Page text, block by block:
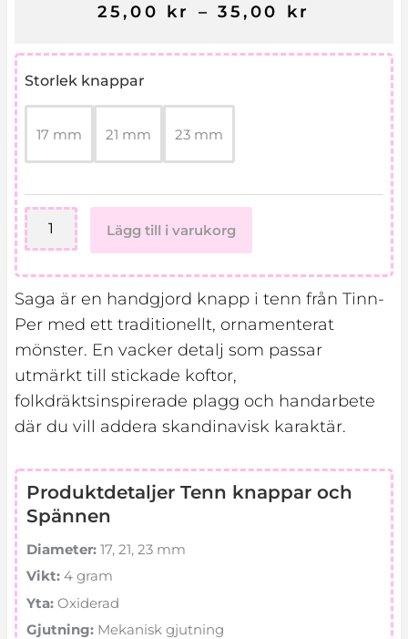
25,00 kr – 35,00 kr
Storlek knappar
17 mm 21 mm 23 mm
Knapp
tenn
Saga
Lägg till i varukorg
Saga är en handgjord knapp i tenn från Tinn-
Per med ett traditionellt, ornamenterat
mönster. En vacker detalj som passar
utmärkt till stickade koftor,
folkdräktsinspirerade plagg och handarbete
där du vill addera skandinavisk karaktär.
Produktdetaljer Tenn knappar och
Spännen
Diameter: 17, 21, 23 mm
Vikt: 4 gram
Yta: Oxiderad
Gjutning: Mekanisk gjutning